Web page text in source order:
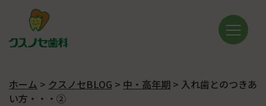
ホーム > クスノセBLOG > 中・高年期 > 入れ歯とのつきあ
い方・・・②